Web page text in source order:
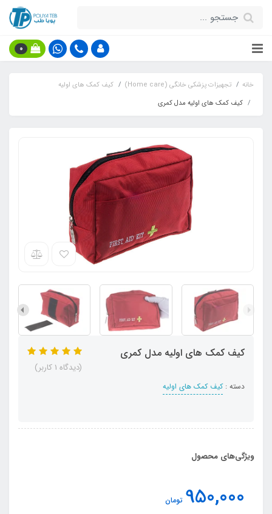
0
خانه تجهیزات پزشکی خانگی (Home care)
کیف کمک های اولیه
کیف کمک های اولیه مدل کمری
کیف کمک های اولیه مدل کمری
دسته :کیف کمک های اولیه
(دیدگاه 1 کاربر)
ویژگی‌های محصول
950,000 تومان